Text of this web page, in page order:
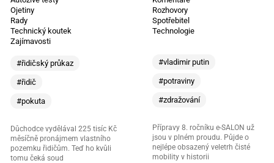
Ojetiny
Rady
Technický koutek
Zajímavosti
#řidičský průkaz
#řidič
#pokuta
Důchodce vydělával 225 tisíc Kč
měsíčně pronájmem vlastního
pozemku řidičům. Teď ho kvůli
tomu čeká soud
Rozhovory
Spotřebitel
Technologie
#vladimir putin
#potraviny
#zdražování
Přípravy 8. ročníku e-SALON už
jsou v plném proudu. Půjde o
nejlépe obsazený veletrh čisté
mobility v historii